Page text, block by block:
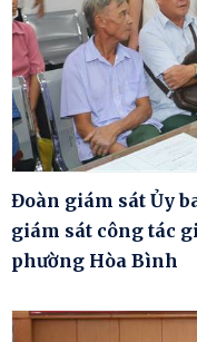
Đoàn giám sát Ủy
giám sát công tác
phường Hòa Bình